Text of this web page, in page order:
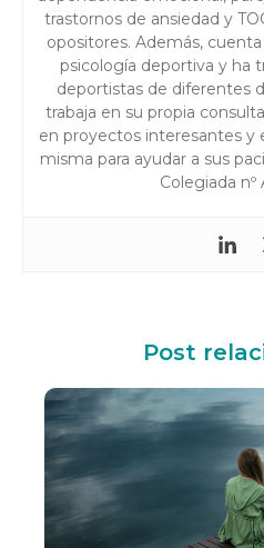
trastornos de ansiedad y
opositores. Además,
psicología deportiva y ha
deportistas de diferentes
trabaja en su propia
en proyectos interesantes y
misma para ayudar a sus
Colegiada nº
Post